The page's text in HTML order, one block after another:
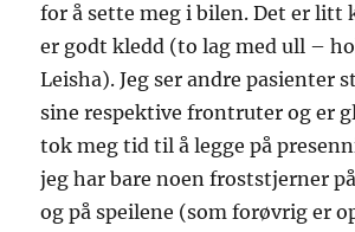
for å sette meg i bilen. Det er litt
er godt kledd (to lag med ull –
Leisha). Jeg ser andre pasienter
sine respektive frontruter og er
tok meg tid til å legge på
jeg har bare noen froststjerner
og på speilene (som forøvrig er